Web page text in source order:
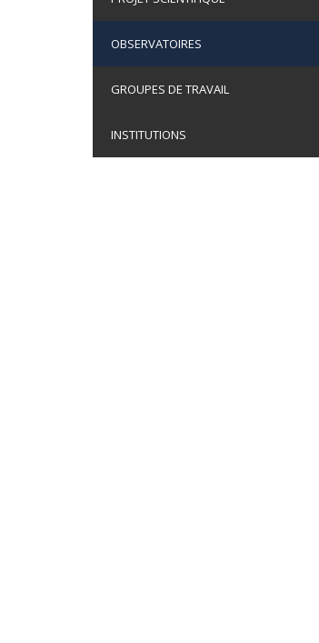
OBSERVATOIRES
GROUPES DE TRAVAIL
INSTITUTIONS